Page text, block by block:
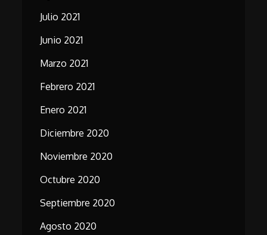
Julio 2021
Junio 2021
Marzo 2021
Febrero 2021
Enero 2021
Diciembre 2020
Noviembre 2020
Octubre 2020
Septiembre 2020
Agosto 2020